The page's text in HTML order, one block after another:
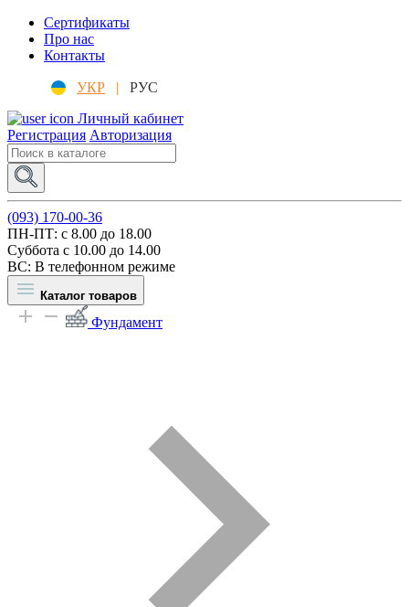
Сертификаты
Про нас
Контакты
УКР |
РУС
Личный кабинет
Регистрация Авторизация
(093) 170-00-36
ПН-ПТ: c 8.00 до 18.00
Суббота с 10.00 до 14.00
ВС: В телефонном режиме
Каталог товаров
Фундамент